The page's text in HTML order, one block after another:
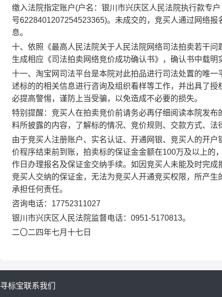
缴入法院指定账户(户名：银川市兴庆区人民法院执行款专
号6228401207254523365)。 未成交的，竞买人通过网络
息。
十、依照《最高人民法院关于人民法院网络司法拍卖若干
生成相应《司法拍卖网络竞价成功确认书》，确认书中载
十一、淘宝网司法平台是本院对此拍品进行司法处置的唯
述标的的相关信息进行咨询及组织看样等工作，并出具了
必提高警惕，谨防上当受骗，以免造成不必要的损失。
特别提醒：竞买人在拍卖竞价前请务必再仔细阅读本院发
料所披露的内容，了解标的情况、竞价规则、交款方式、法
由于竞买人注册账户、实名认证、开通网银、竞买人的开
价程序结束前到账，拍卖标的保证金金额在100万及以上的
作日办理报名及保证金交纳手续。如因竞买人未能及时完
竞买人交纳的保证金，无法为竞买人开通竞买权限，所产
承担任何责任。
咨询电话： 17752311027
银川市兴庆区人民法院监督电话： 0951-5170813。
二〇二四年七月十七日
寻标宝联系我们